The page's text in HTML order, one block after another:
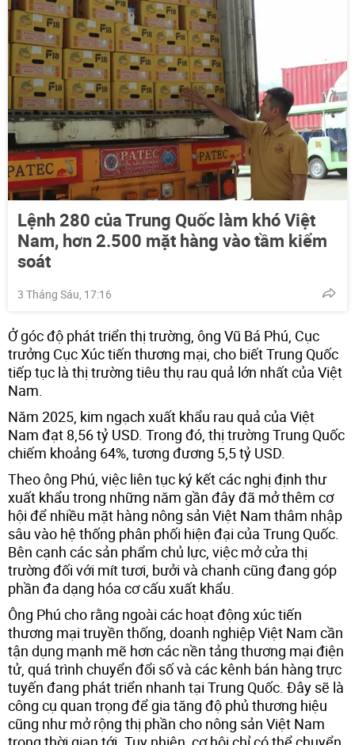
Lệnh 280 của Trung Quốc làm khó Việt
Nam, hơn 2.500 mặt hàng vào tầm kiểm
soát
3 Tháng Sáu, 17:16
Ở góc độ phát triển thị trường, ông Vũ Bá Phú, Cục
trưởng Cục Xúc tiến thương mại, cho biết Trung Quốc
tiếp tục là thị trường tiêu thụ rau quả lớn nhất của Việt
Nam.
Năm 2025, kim ngạch xuất khẩu rau quả của Việt
Nam đạt 8,56 tỷ USD. Trong đó, thị trường Trung Quốc
chiếm khoảng 64%, tương đương 5,5 tỷ USD.
Theo ông Phú, việc liên tục ký kết các nghị định thư
xuất khẩu trong những năm gần đây đã mở thêm cơ
hội để nhiều mặt hàng nông sản Việt Nam thâm nhập
sâu vào hệ thống phân phối hiện đại của Trung Quốc.
Bên cạnh các sản phẩm chủ lực, việc mở cửa thị
trường đối với mít tươi, bưởi và chanh cũng đang góp
phần đa dạng hóa cơ cấu xuất khẩu.
Ông Phú cho rằng ngoài các hoạt động xúc tiến
thương mại truyền thống, doanh nghiệp Việt Nam cần
tận dụng mạnh mẽ hơn các nền tảng thương mại điện
tử, quá trình chuyển đổi số và các kênh bán hàng trực
tuyến đang phát triển nhanh tại Trung Quốc. Đây sẽ là
công cụ quan trọng để gia tăng độ phủ thương hiệu
cũng như mở rộng thị phần cho nông sản Việt Nam